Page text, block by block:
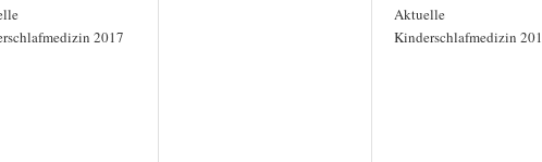
2017
Aktuelle
Kinderschlafmedizin